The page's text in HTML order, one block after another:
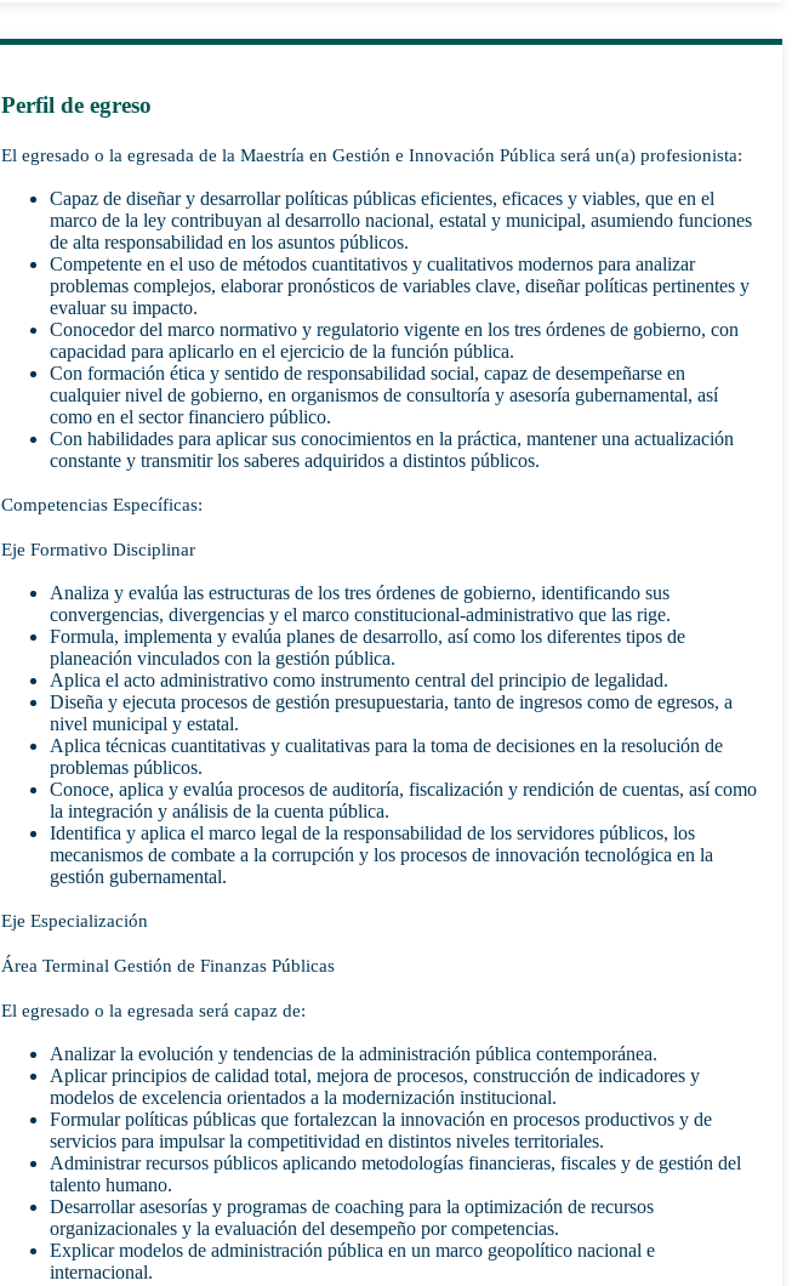
Perfil de egreso
El egresado o la egresada de la Maestría en Gestión e Innovación Pública será un(a) profesionista:
Capaz de diseñar y desarrollar políticas públicas eficientes, eficaces y viables, que en el
marco de la ley contribuyan al desarrollo nacional, estatal y municipal, asumiendo funciones
de alta responsabilidad en los asuntos públicos.
Competente en el uso de métodos cuantitativos y cualitativos modernos para analizar
problemas complejos, elaborar pronósticos de variables clave, diseñar políticas pertinentes y
evaluar su impacto.
Conocedor del marco normativo y regulatorio vigente en los tres órdenes de gobierno, con
capacidad para aplicarlo en el ejercicio de la función pública.
Con formación ética y sentido de responsabilidad social, capaz de desempeñarse en
cualquier nivel de gobierno, en organismos de consultoría y asesoría gubernamental, así
como en el sector financiero público.
Con habilidades para aplicar sus conocimientos en la práctica, mantener una actualización
constante y transmitir los saberes adquiridos a distintos públicos.
Competencias Específicas:
Eje Formativo Disciplinar
Analiza y evalúa las estructuras de los tres órdenes de gobierno, identificando sus
convergencias, divergencias y el marco constitucional-administrativo que las rige.
Formula, implementa y evalúa planes de desarrollo, así como los diferentes tipos de
planeación vinculados con la gestión pública.
Aplica el acto administrativo como instrumento central del principio de legalidad.
Diseña y ejecuta procesos de gestión presupuestaria, tanto de ingresos como de egresos, a
nivel municipal y estatal.
Aplica técnicas cuantitativas y cualitativas para la toma de decisiones en la resolución de
problemas públicos.
Conoce, aplica y evalúa procesos de auditoría, fiscalización y rendición de cuentas, así como
la integración y análisis de la cuenta pública.
Identifica y aplica el marco legal de la responsabilidad de los servidores públicos, los
mecanismos de combate a la corrupción y los procesos de innovación tecnológica en la
gestión gubernamental.
Eje Especialización
Área Terminal Gestión de Finanzas Públicas
El egresado o la egresada será capaz de:
Analizar la evolución y tendencias de la administración pública contemporánea.
Aplicar principios de calidad total, mejora de procesos, construcción de indicadores y
modelos de excelencia orientados a la modernización institucional.
Formular políticas públicas que fortalezcan la innovación en procesos productivos y de
servicios para impulsar la competitividad en distintos niveles territoriales.
Administrar recursos públicos aplicando metodologías financieras, fiscales y de gestión del
talento humano.
Desarrollar asesorías y programas de coaching para la optimización de recursos
organizacionales y la evaluación del desempeño por competencias.
Explicar modelos de administración pública en un marco geopolítico nacional e
internacional.